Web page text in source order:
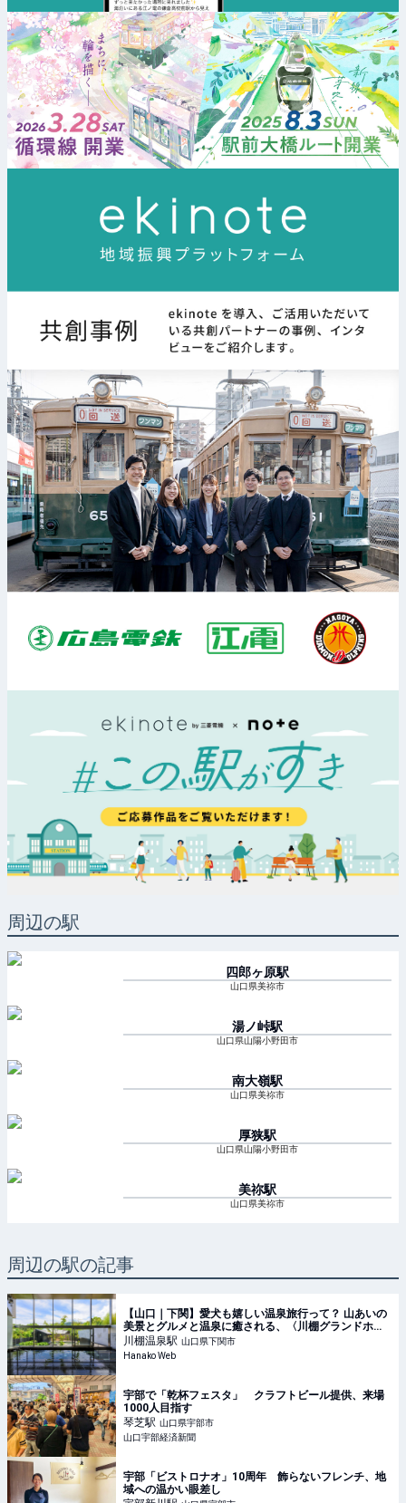
周辺の駅
四郎ヶ原駅
山口県美祢市
湯ノ峠駅
山口県山陽小野田市
南大嶺駅
山口県美祢市
厚狭駅
山口県山陽小野田市
美祢駅
山口県美祢市
周辺の駅の記事
【山口｜下関】愛犬も嬉しい温泉旅行って？ 山あいの
美景とグルメと温泉に癒される、〈川棚グランドホテ
ルお多福〉の休日。
川棚温泉駅 山口県下関市
Hanako Web
宇部で「乾杯フェスタ」 クラフトビール提供、来場
1000人目指す
琴芝駅 山口県宇部市
山口宇部経済新聞
宇部「ビストロナオ」10周年 飾らないフレンチ、地
域への温かい眼差し